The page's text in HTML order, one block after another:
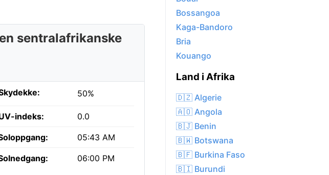
sentralafrikanske
50%
indeks: 0.0
05:43 AM
06:00 PM
Bossangoa
Kaga-Bandoro
Bria
Kouango
Land i Afrika
🇩🇿 Algerie
🇦🇴 Angola
🇧🇯 Benin
🇧🇼 Botswana
🇧🇫 Burkina Faso
🇧🇮 Burundi